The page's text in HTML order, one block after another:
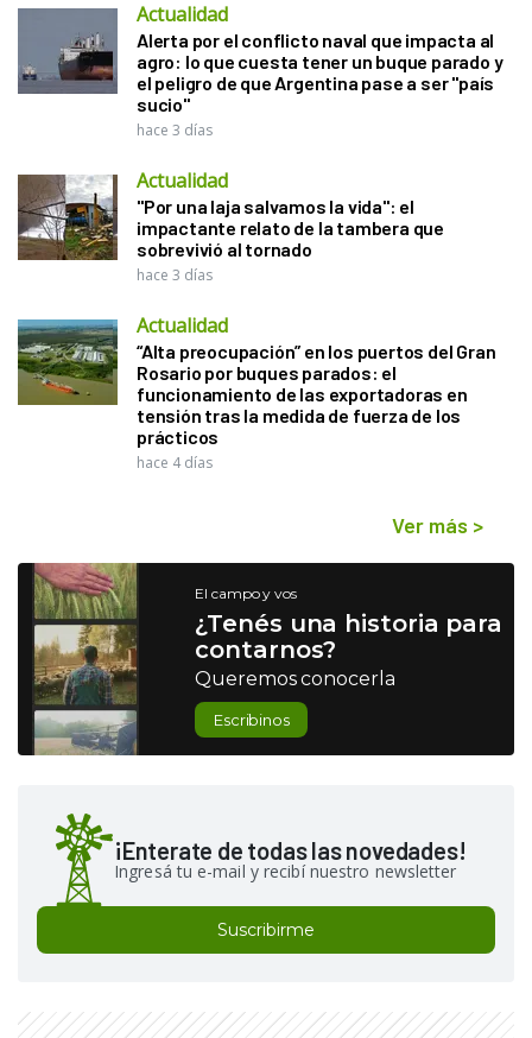
Actualidad
Alerta por el conflicto naval que impacta al
agro: lo que cuesta tener un buque parado y
el peligro de que Argentina pase a ser "país
sucio"
hace 3 días
Actualidad
"Por una laja salvamos la vida": el
impactante relato de la tambera que
sobrevivió al tornado
hace 3 días
Actualidad
“Alta preocupación” en los puertos del Gran
Rosario por buques parados: el
funcionamiento de las exportadoras en
tensión tras la medida de fuerza de los
prácticos
hace 4 días
Ver más >
El campo y vos
¿Tenés una historia para
contarnos?
Queremos conocerla
Escribinos
¡Enterate de todas las novedades!
Ingresá tu e-mail y recibí nuestro newsletter
Suscribirme